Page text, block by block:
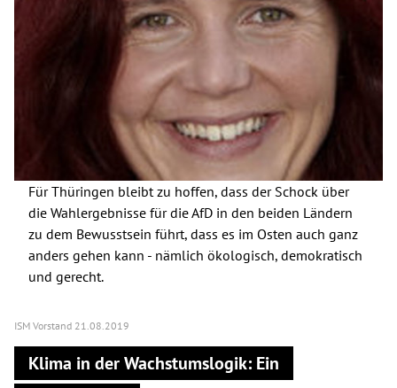
Für Thüringen bleibt zu hoffen, dass der Schock über
die Wahlergebnisse für die AfD in den beiden Ländern
zu dem Bewusstsein führt, dass es im Osten auch ganz
anders gehen kann - nämlich ökologisch, demokratisch
und gerecht.
ISM Vorstand 21.08.2019
Klima in der Wachstumslogik: Ein